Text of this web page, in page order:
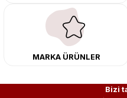
kargo ile teslimat
adres: Egzoz Sepeti.
MARKA ÜRÜNLER
Bizi